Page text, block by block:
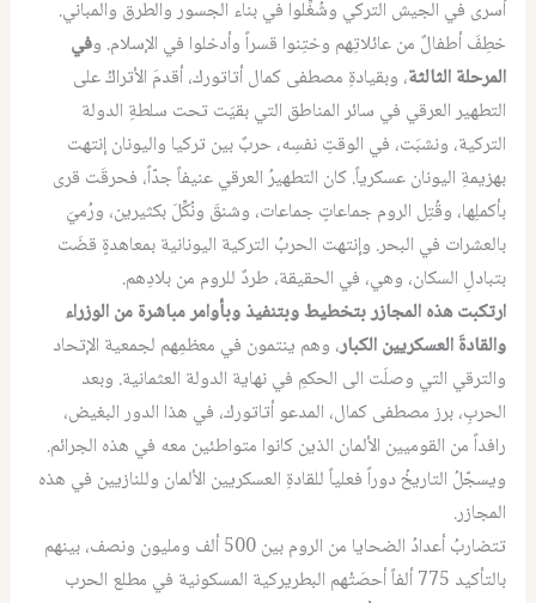
أسرى في الجيش التركي وشُغِّلوا في بناء الجسور والطرق والمباني.
خطِفَ أطفالٌ من عائلاتِهم وختِنوا قسراً وأدخلوا في الإسلام. وفي
المرحلة الثالثة، وبقيادةِ مصطفى كمال أتاتورك، أقدمَ الأتراكُ على
التطهير العرقي في سائر المناطق التي بقيَت تحت سلطةِ الدولة
التركية، ونشبَت، في الوقتِ نفسِه، حربٌ بين تركيا واليونان إنتهت
بهزيمةِ اليونان عسكرياً. كان التطهيرُ العرقي عنيفاً جدّاً، فحرقَت قرى
بأكملِها، وقُتِل الروم جماعاتٍ جماعات، وشنقَ ونُكِّلَ بكثيرين، ورُميَ
بالعشرات في البحر. وإنتهت الحربُ التركية اليونانية بمعاهدةٍ قضَت
بتبادلِ السكان، وهي، في الحقيقة، طردٌ للروم من بلادِهم.
ارتكبت هذه المجازر بتخطيط وبتنفيذ وبأوامر مباشرة من الوزراء
والقادةَ العسكريين الكبار، وهم ينتمون في معظمِهم لجمعية الإتحاد
والترقي التي وصلَت الى الحكمِ في نهاية الدولة العثمانية. وبعد
الحربِ، برز مصطفى كمال، المدعو أتاتورك، في هذا الدور البغيض،
رافداً من القوميين الألمان الذين كانوا متواطئين معه في هذه الجرائم.
ويسجّلُ التاريخُ دوراً فعلياً للقادةِ العسكريين الألمان وللنازيين في هذه
المجازر.
تتضاربُ أعدادُ الضحايا من الروم بين 500 ألف ومليون ونصف، بينهم
بالتأكيد 775 ألفاً أحصَتْهم البطريركية المسكونية في مطلع الحرب